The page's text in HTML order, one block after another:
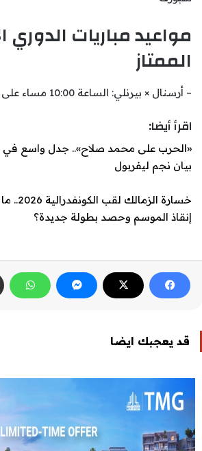
مواعيد مباريات الدوري
الممتاز
– أرسنال × بيرنلي: الساعة 10:00 مساء على بي إن سبورتس HD1
اقرأ أيضا:
«الحرب على محمد صلاح».. جدل واسع في
بيان نجم ليفربول
خسارة
إنقاذ الموسم وحصد بطولة جديدة؟
قد يعجبك ايضا